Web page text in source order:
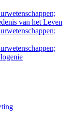
van het Leven